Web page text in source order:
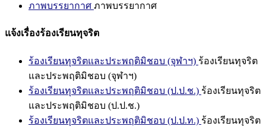
ภาพบรรยากาศ ภาพบรรยากาศ
แจ้งเรื่องร้องเรียนทุจริต
ร้องเรียนทุจริตและประพฤติมิชอบ (จุฬาฯ) ร้องเรียนทุจริต
และประพฤติมิชอบ (จุฬาฯ)
ร้องเรียนทุจริตและประพฤติมิชอบ (ป.ป.ช.) ร้องเรียนทุจริต
และประพฤติมิชอบ (ป.ป.ช.)
ร้องเรียนทุจริตและประพฤติมิชอบ (ป.ป.ท.) ร้องเรียนทุจริต